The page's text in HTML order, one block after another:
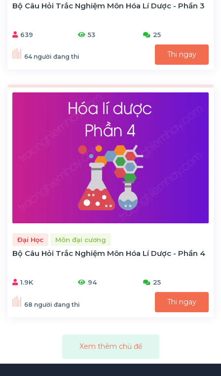
Bộ Câu Hỏi Trắc Nghiệm Môn Hóa Lí Dược - Phần 3
639 53 25
64 người đang thi Thi ngay
Đại Học Môn đại cương
Bộ Câu Hỏi Trắc Nghiệm Môn Hóa Lí Dược - Phần 4
1.9K 94 25
68 người đang thi Thi ngay
Xem thêm chủ đề